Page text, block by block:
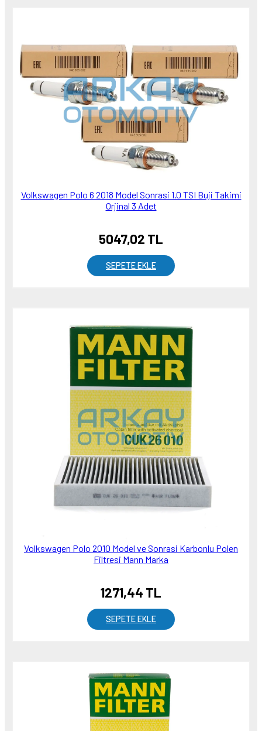
Volkswagen Polo 6 2018 Model Sonrasi 1.0 TSI Buji Takimi
Orjinal 3 Adet
5047,02 TL
SEPETE EKLE
Volkswagen Polo 2010 Model ve Sonrasi Karbonlu Polen
Filtresi Mann Marka
1271,44 TL
SEPETE EKLE